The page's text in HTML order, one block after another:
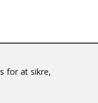
for at sikre,